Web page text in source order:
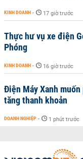
KINH DOANH - 17 giờ trước
Thực hư vụ xe điện
Phóng
KINH DOANH - 16 giờ trước
Điện Máy Xanh
tăng thanh khoản
DOANH NGHIỆP - 1 phút trước